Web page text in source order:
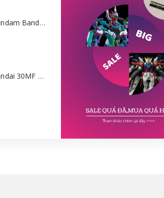
Mô hình Gundam Bandai HGGQ GFreD 1/144 [GDB] [BHG]
Mô hình Bandai 30MF Liber Wizard [GDB] [30MF]